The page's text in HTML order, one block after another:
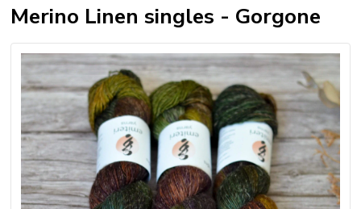
Merino Linen singles - Gorgone